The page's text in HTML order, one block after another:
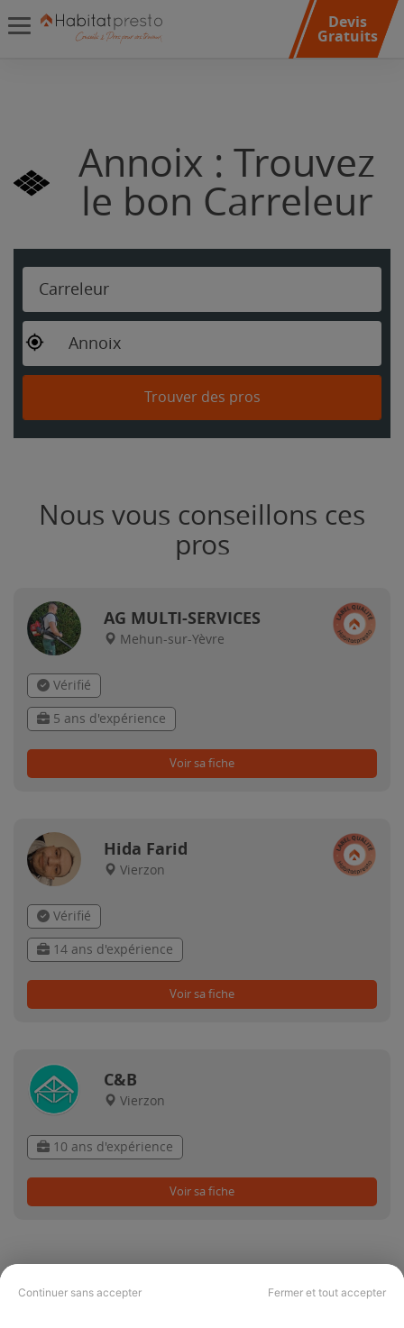
Continuer sans accepter Fermer et tout accepter
Devis
Gratuits
Annoix : Trouvez
le bon Carreleur
Carreleur
Annoix
Trouver des pros
Nous vous conseillons ces
pros
AG MULTI-SERVICES
Mehun-sur-Yèvre
Vérifié
5 ans d'expérience
Voir sa fiche
Hida Farid
Vierzon
Vérifié
14 ans d'expérience
Voir sa fiche
C&B
Vierzon
10 ans d'expérience
Voir sa fiche